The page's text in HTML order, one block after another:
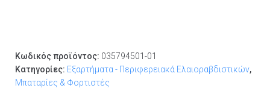
Κωδικός προϊόντος: 035794501-01
Κατηγορίες: Εξαρτήματα - Περιφερειακά Ελαιοραβδιστικών,
Μπαταρίες & Φορτιστές